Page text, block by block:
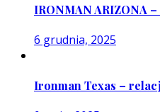
IRONMAN ARIZONA
6 grudnia, 2025
Ironman Texas –